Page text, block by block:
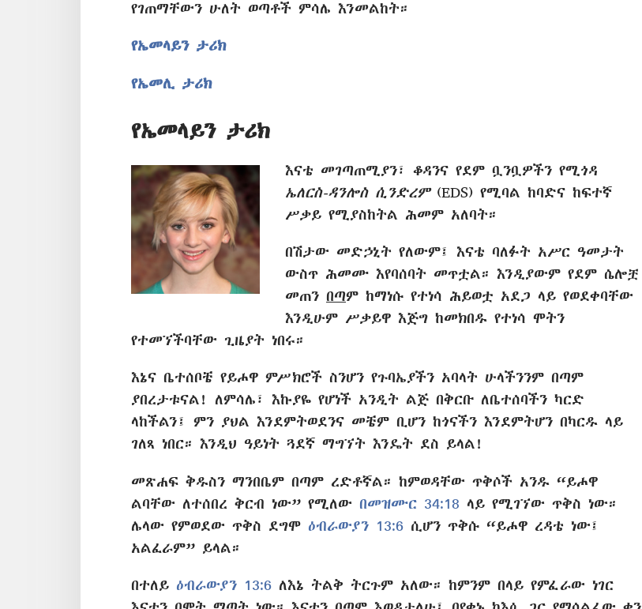
የገጠማቸውን ሁለት ወጣቶች ምሳሌ እንመልከት።
የኤመላይን ታሪክ
የኤመሊ ታሪክ
የኤመላይን ታሪክ
እናቴ መገጣጠሚያን፣ ቆዳንና የደም ቧንቧዎችን የሚጎዳ
ኤለርስ-ዳንሎስ ሲንድረም(EDS) የሚባል ከባድና ከፍተኛ
ሥቃይ የሚያስከትል ሕመም አለባት።
በሽታው መድኃኒት የለውም፤ እናቴ ባለፉት አሥር ዓመታት
ውስጥ ሕመሙ እየባሰባት መጥቷል። እንዲያውም የደም ሴሎቿ
መጠን በጣም ከማነሱ የተነሳ ሕይወቷ አደጋ ላይ የወደቀባቸው
እንዲሁም ሥቃይዋ እጅግ ከመክበዱ የተነሳ ሞትን
የተመኘችባቸው ጊዜያት ነበሩ።
እኔና ቤተሰቦቼ የይሖዋ ምሥክሮች ስንሆን የጉባኤያችን አባላት ሁላችንንም በጣም
ያበረታቱናል! ለምሳሌ፣ እኩያዬ የሆነች አንዲት ልጅ በቅርቡ ለቤተሰባችን ካርድ
ላከችልን፤ ምን ያህል እንደምትወደንና መቼም ቢሆን ከጎናችን እንደምትሆን በካርዱ ላይ
ገለጻ ነበር። እንዲህ ዓይነት ጓደኛ ማግኘት እንዴት ደስ ይላል!
መጽሐፍ ቅዱስን ማንበቤም በጣም ረድቶኛል። ከምወዳቸው ጥቅሶች አንዱ “ይሖዋ
ልባቸው ለተሰበረ ቅርብ ነው” የሚለው በመዝሙር 34:18 ላይ የሚገኘው ጥቅስ ነው።
ሌላው የምወደው ጥቅስ ደግሞ ዕብራውያን 13:6 ሲሆን ጥቅሱ “ይሖዋ ረዳቴ ነው፤
አልፈራም” ይላል።
በተለይ ዕብራውያን 13:6 ለእኔ ትልቅ ትርጉም አለው። ከምንም በላይ የምፈራው ነገር